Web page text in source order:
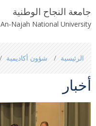
جامعة النجاح الوطنية
An-Najah National University
are
here
الرئيسية شؤون أكاديمية
أخبار